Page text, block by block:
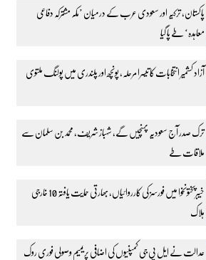
پاکستان، ترکیہ اور سعودی عرب کے درمیان ’مکہ مشترکہ دفاعی
معاہدہ‘ طے پا گیا
آزاد کشمیر انتخابات کا تیسرا مرحلہ، پونچھ اور پلندری میں پولنگ ملتوی
ترک صدر آج سعودیہ پہنچیں گے، شہباز شریف، محمد بن سلمان سے
ملاقات طے
خیبرپختونخوا میں فورسز کی کارروائیاں، بھارتی حمایت یافتہ 10 خارجی
ہلاک
عدالت نے ایل پی جی کمپنیوں کی اضافی پریمیم وصولی فوری روک